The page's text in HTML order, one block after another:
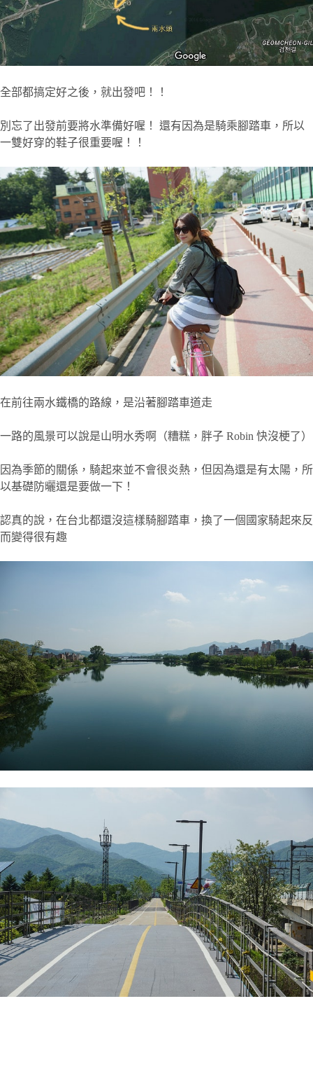
全部都搞定好之後，就出發吧！！
別忘了出發前要將水準備好喔！ 還有因為是騎乘腳踏車，所以
一雙好穿的鞋子很重要喔！！
在前往兩水鐵橋的路線，是沿著腳踏車道走
一路的風景可以說是山明水秀啊（糟糕，胖子 Robin 快沒梗了）
因為季節的關係，騎起來並不會很炎熱，但因為還是有太陽，所
以基礎防曬還是要做一下！
認真的說，在台北都還沒這樣騎腳踏車，換了一個國家騎起來反
而變得很有趣